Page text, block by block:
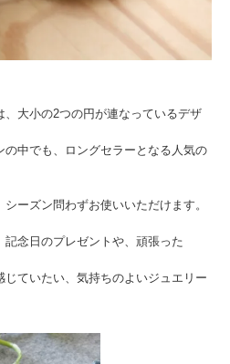
大小の2つの円が連なっているデザ
中でも、ロングセラーとなる人気の
ーズン問わずお使いいただけます。
念日のプレゼントや、頑張った
ていたい、気持ちのよいジュエリー